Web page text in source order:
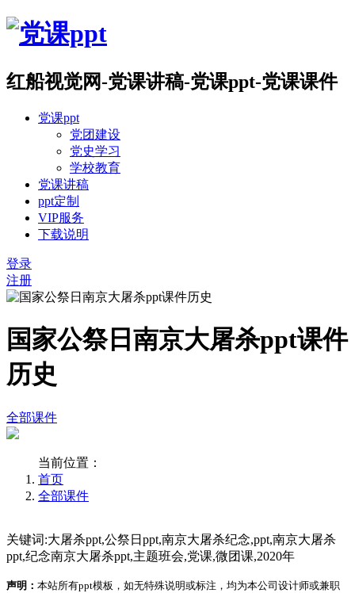
红船视觉网-党课讲稿-党课ppt-党课课件
党课ppt
党团建设
党史学习
学校教育
党课讲稿
ppt定制
VIP服务
下载说明
登录
注册
国家公祭日南京大屠杀ppt课件
历史
全部课件
当前位置：
首页
全部课件
关键词:大屠杀ppt,公祭日ppt,南京大屠杀纪念,ppt,南京大屠杀
ppt,纪念南京大屠杀ppt,主题班会,党课,微团课,2020年
声明： 本站所有ppt模板，如无特殊说明或标注，均为本公司设计师或兼职